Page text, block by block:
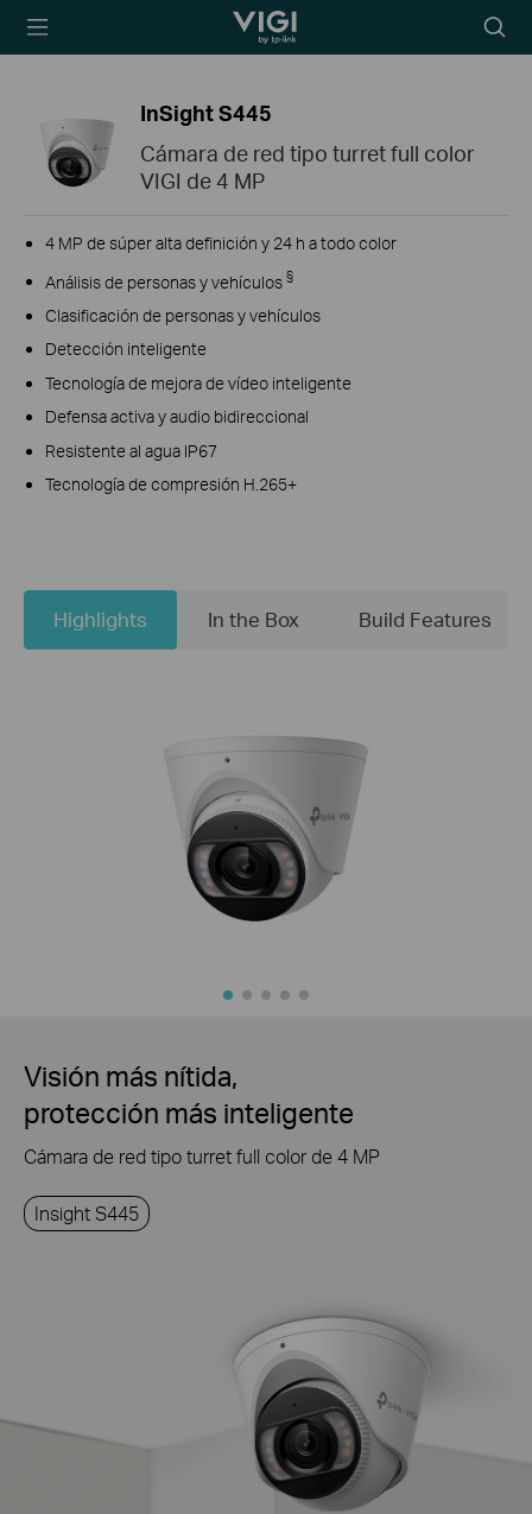
TP-Link, Reliably
icon
InSight S445
Cámara de red tipo turret full color
VIGI de 4 MP
4 MP de súper alta definición y 24 h a todo color
Análisis de personas y vehículos §
Clasificación de personas y vehículos
Detección inteligente
Tecnología de mejora de vídeo inteligente
Defensa activa y audio bidireccional
Resistente al agua IP67
Tecnología de compresión H.265+
Highlights In the Box Build Features
Visión más nítida,
protección más inteligente
Cámara de red tipo turret full color de 4 MP
Insight S445